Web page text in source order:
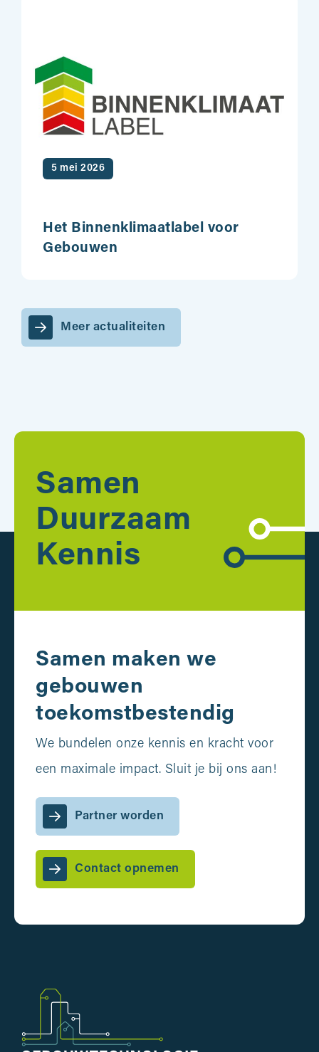
5 mei 2026
Het Binnenklimaatlabel voor
Gebouwen
Meer actualiteiten
Samen
Duurzaam
Kennis
Samen maken we
gebouwen
toekomstbestendig
We bundelen onze kennis en kracht voor
een maximale impact. Sluit je bij ons aan!
Partner worden
Contact opnemen